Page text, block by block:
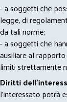
- a soggetti che
legge, di
da tali norme;
- a soggetti che
ausiliare al
limiti strettamente
Diritti
l’interessato potrà